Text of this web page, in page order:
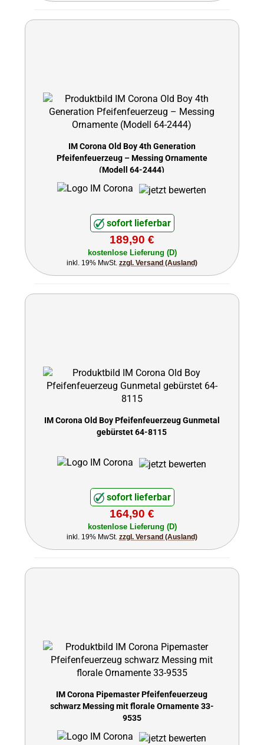
IM Corona Old Boy 4th Generation
Pfeifenfeuerzeug – Messing Ornamente
(Modell 64-2444)
sofort lieferbar
189,90 €
kostenlose Lieferung (D)
inkl. 19% MwSt. zzgl. Versand (Ausland)
IM Corona Old Boy Pfeifenfeuerzeug Gunmetal
gebürstet 64-8115
sofort lieferbar
164,90 €
kostenlose Lieferung (D)
inkl. 19% MwSt. zzgl. Versand (Ausland)
IM Corona Pipemaster Pfeifenfeuerzeug
schwarz Messing mit florale Ornamente 33-
9535